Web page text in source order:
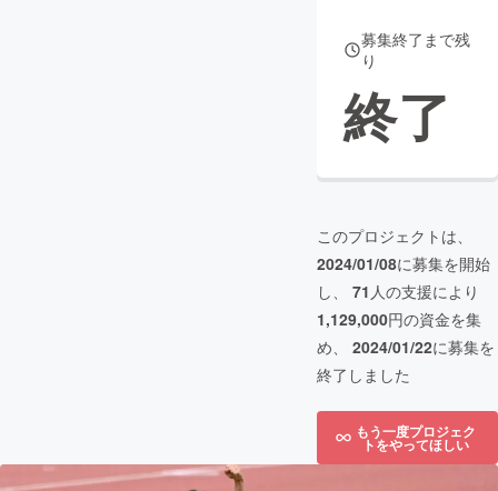
募集終了まで残
り
終了
このプロジェクトは、
2024/01/08に募集を開始
し、 71 人の支援により
1,129,000円の資金を集
め、 2024/01/22に募集を
終了しました
もう一度プロジェク
トをやってほしい